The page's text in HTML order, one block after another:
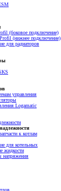
(боковое подключение)
(нижнее подключение)
для радиаторов
управления
Logamatic
к котлам
для котельных
жидкости
напряжения